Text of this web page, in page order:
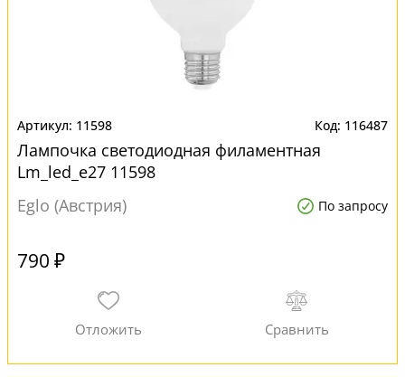
11598 116487
Лампочка светодиодная филаментная
Lm_led_e27 11598
Eglo (Австрия)
По запросу
790 ₽